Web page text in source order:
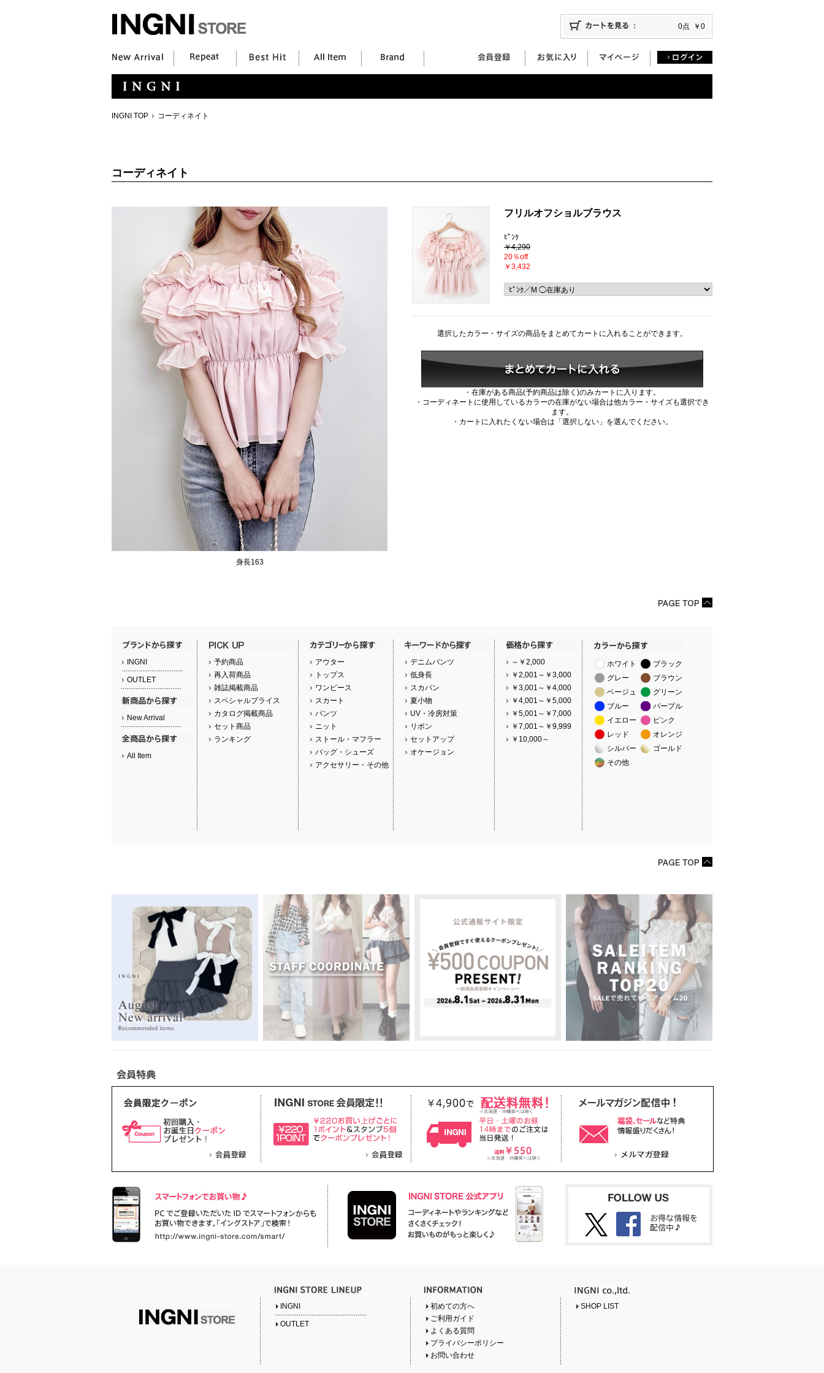
0点 ￥0
INGNI TOP コーディネイト
コーディネイト
身長163
フリルオフショルブラウス
ﾋﾟﾝｸ
￥4,290
20％off
￥3,432
選択したカラー・サイズの商品をまとめてカートに入れることができます。
・在庫がある商品(予約商品は除く)のみカートに入ります。
・コーディネートに使用しているカラーの在庫がない場合は他カラー・サイズも選択でき
ます。
・カートに入れたくない場合は「選択しない」を選んでください。
INGNI
OUTLET
New Arrival
All Item
予約商品
再入荷商品
雑誌掲載商品
スペシャルプライス
カタログ掲載商品
セット商品
ランキング
アウター
トップス
ワンピース
スカート
パンツ
ニット
ストール・マフラー
バッグ・シューズ
アクセサリー・その他
デニムパンツ
低身長
スカパン
夏小物
UV・冷房対策
リボン
セットアップ
オケージョン
～￥2,000
￥2,001～￥3,000
￥3,001～￥4,000
￥4,001～￥5,000
￥5,001～￥7,000
￥7,001～￥9,999
￥10,000～
ホワイト
ブラック
グレー
ブラウン
ベージュ
グリーン
ブルー
パープル
イエロー
ピンク
レッド
オレンジ
シルバー
ゴールド
その他
INGNI
OUTLET
初めての方へ
ご利用ガイド
よくある質問
プライバシーポリシー
お問い合わせ
SHOP LIST